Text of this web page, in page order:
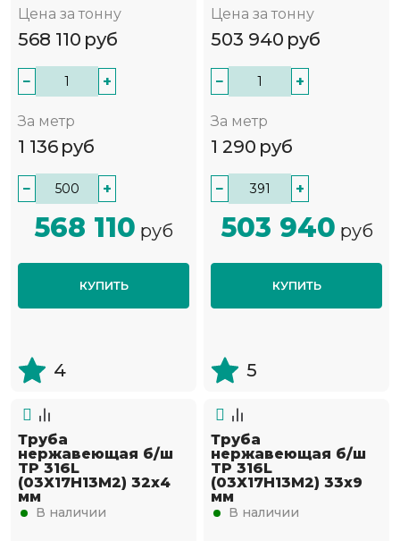
Цена за тонну
568 110 руб
− +
За метр
1 136 руб
− +
568 110 руб
КУПИТЬ
4
Цена за тонну
503 940 руб
− +
За метр
1 290 руб
− +
503 940 руб
КУПИТЬ
5
Труба
нержавеющая б/ш
TP 316L
(03Х17Н13М2) 32х4
мм
В наличии
Труба
нержавеющая б/ш
TP 316L
(03Х17Н13М2) 33х9
мм
В наличии